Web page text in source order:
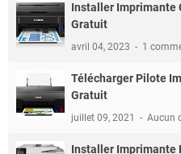
Installer Imprimante
Gratuit
avril 04, 2023 1
Télécharger Pilote
Gratuit
juillet 09, 2021 Aucun
Installer Imprimante